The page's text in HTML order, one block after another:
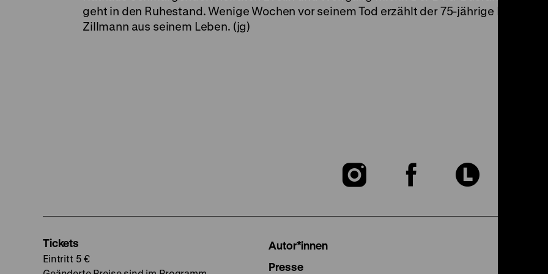
geht in den Ruhestand. Wenige Wochen vor seinem Tod erzählt der 75-jährige Fahrlehrer
Zillmann aus seinem Leben. (jg)
Zu
Zu
Zu
Tickets
Eintritt 5 €
Autor*innen
Presse